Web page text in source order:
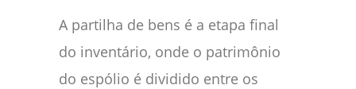
A partilha de bens é a etapa final
do inventário, onde o patrimônio
do espólio é dividido entre os